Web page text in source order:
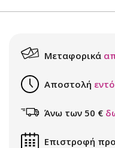
Μεταφορικά
Αποστολή
Άνω των 50 €
Επιστροφή